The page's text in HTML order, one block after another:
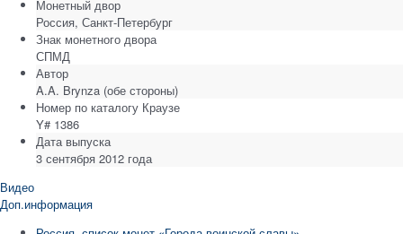
Монетный двор
Россия, Санкт-Петербург
Знак монетного двора
СПМД
Автор
A.A. Brynza (обе стороны)
Номер по каталогу Краузе
Y# 1386
Дата выпуска
3 сентября 2012 года
Видео
Доп.информация